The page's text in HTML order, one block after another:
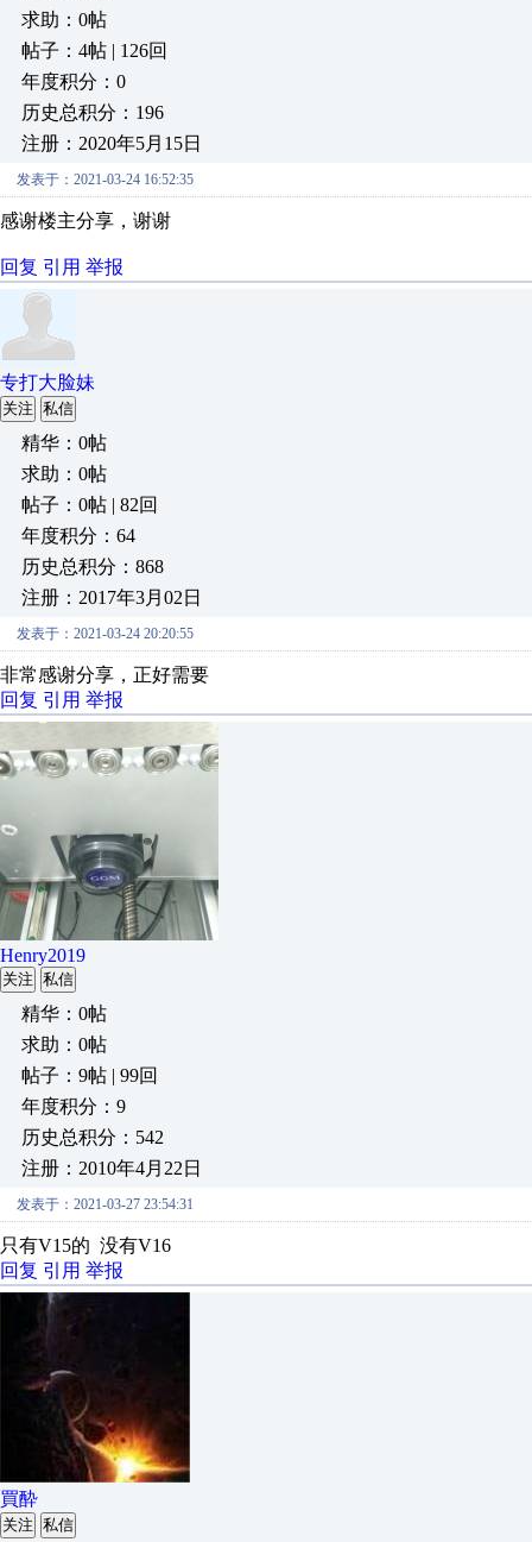
求助：0帖
帖子：4帖 | 126回
年度积分：0
历史总积分：196
注册：2020年5月15日
发表于：2021-03-24 16:52:35
感谢楼主分享，谢谢
回复 引用 举报
专打大脸妹
关注 私信
精华：0帖
求助：0帖
帖子：0帖 | 82回
年度积分：64
历史总积分：868
注册：2017年3月02日
发表于：2021-03-24 20:20:55
非常感谢分享，正好需要
回复 引用 举报
Henry2019
关注 私信
精华：0帖
求助：0帖
帖子：9帖 | 99回
年度积分：9
历史总积分：542
注册：2010年4月22日
发表于：2021-03-27 23:54:31
只有V15的 没有V16
回复 引用 举报
買酔
关注 私信